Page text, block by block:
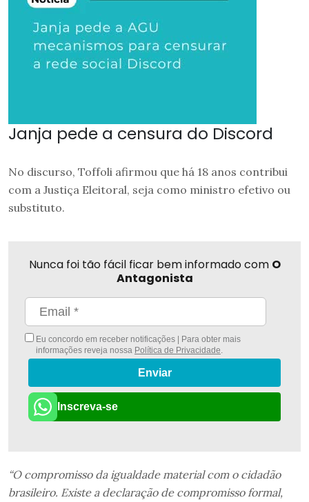
Janja pede a censura do Discord
No discurso, Toffoli afirmou que há 18 anos contribui
com a Justiça Eleitoral, seja como ministro efetivo ou
substituto.
Nunca foi tão fácil ficar bem informado com O
Antagonista
Eu concordo em receber notificações | Para obter mais
informações reveja nossa Política de Privacidade.
Enviar
Inscreva-se
“O compromisso da igualdade material com o cidadão
brasileiro. Existe a declaração de compromisso formal,